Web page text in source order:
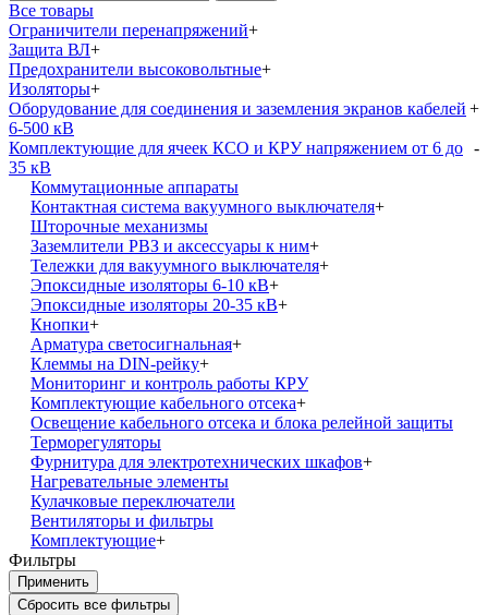
Все товары
Ограничители перенапряжений+
Защита ВЛ+
Предохранители высоковольтные+
Изоляторы+
Оборудование для соединения и заземления экранов кабелей
6-500 кВ
+
Комплектующие для ячеек КСО и КРУ напряжением от 6 до
35 кВ
-
Коммутационные аппараты
Контактная система вакуумного выключателя+
Шторочные механизмы
Заземлители РВЗ и аксессуары к ним+
Тележки для вакуумного выключателя+
Эпоксидные изоляторы 6-10 кВ+
Эпоксидные изоляторы 20-35 кВ+
Кнопки+
Арматура светосигнальная+
Клеммы на DIN-рейку+
Мониторинг и контроль работы КРУ
Комплектующие кабельного отсека+
Освещение кабельного отсека и блока релейной защиты
Терморегуляторы
Фурнитура для электротехнических шкафов+
Нагревательные элементы
Кулачковые переключатели
Вентиляторы и фильтры
Комплектующие+
Фильтры